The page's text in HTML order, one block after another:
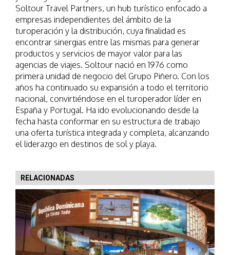
Soltour Travel Partners, un hub turístico enfocado a
empresas independientes del ámbito de la
turoperación y la distribución, cuya finalidad es
encontrar sinergias entre las mismas para generar
productos y servicios de mayor valor para las
agencias de viajes. Soltour nació en 1976 como
primera unidad de negocio del Grupo Piñero. Con los
años ha continuado su expansión a todo el territorio
nacional, convirtiéndose en el turoperador líder en
España y Portugal. Ha ido evolucionando desde la
fecha hasta conformar en su estructura de trabajo
una oferta turística integrada y completa, alcanzando
el liderazgo en destinos de sol y playa.
RELACIONADAS